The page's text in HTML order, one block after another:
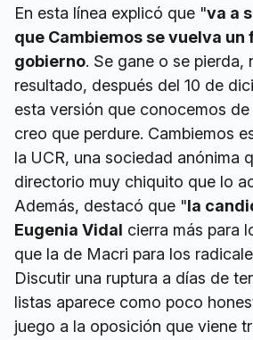
En esta línea explicó que "va a
que Cambiemos se vuelva un
gobierno. Se gane o se pierda,
resultado, después del 10 de
esta versión que conocemos
creo que perdure. Cambiemos
la UCR, una sociedad anónima
directorio muy chiquito que lo
Además, destacó que "la
Eugenia Vidal cierra más para
que la de Macri para los
Discutir una ruptura a días de
listas aparece como poco
juego a la oposición que viene